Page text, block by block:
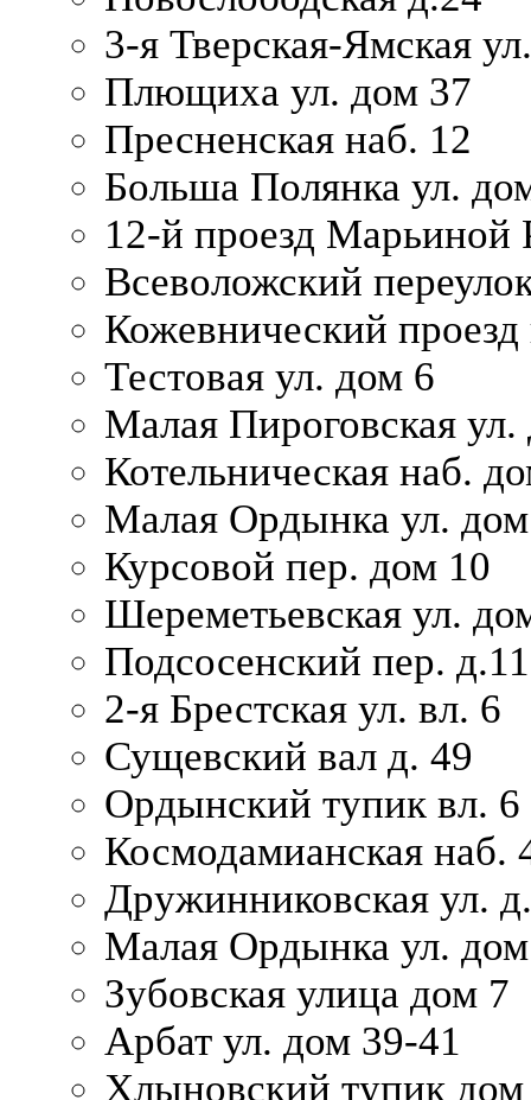
3-я Тверская-Ямская
Плющиха ул. дом 37
Пресненская наб. 12
Больша Полянка ул.
12-й проезд Марьиной
Всеволожский
Кожевнический проезд
Тестовая ул. дом 6
Малая Пироговская
Котельническая наб.
Малая Ордынка ул.
Курсовой пер. дом 10
Шереметьевская ул.
Подсосенский пер. д.11
2-я Брестская ул. вл. 6
Сущевский вал д. 49
Ордынский тупик вл. 6
Космодамианская наб.
Дружинниковская ул.
Малая Ордынка ул.
Зубовская улица дом 7
Арбат ул. дом 39-41
Хлыновский тупик